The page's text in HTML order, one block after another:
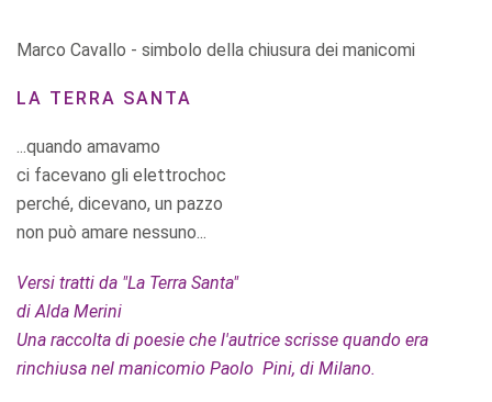
Marco Cavallo - simbolo della chiusura dei manicomi
LA TERRA SANTA
...quando amavamo
ci facevano gli elettrochoc
perché, dicevano, un pazzo
non può amare nessuno...
Versi tratti da "La Terra Santa"
di Alda Merini
Una raccolta di poesie che l'autrice scrisse quando era
rinchiusa nel manicomio Paolo Pini, di Milano.